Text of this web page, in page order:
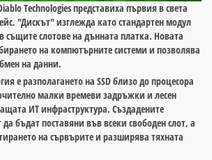
Technologies представиха първия в света
"Дискът" изглежда като стандартен модул
същите слотове на дънната платка. Новата
на компютърните системи и позволява
на данни.
е разполагането на SSD близо до процесора
малки времеви задръжки и лесен
ИТ инфраструктура. Създадените
да бъдат поставяни във всеки свободен слот, а
на сървърите и разширява тяхната